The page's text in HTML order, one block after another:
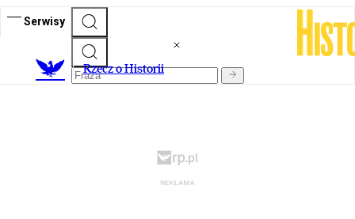
Serwisy
Rzecz o Historii